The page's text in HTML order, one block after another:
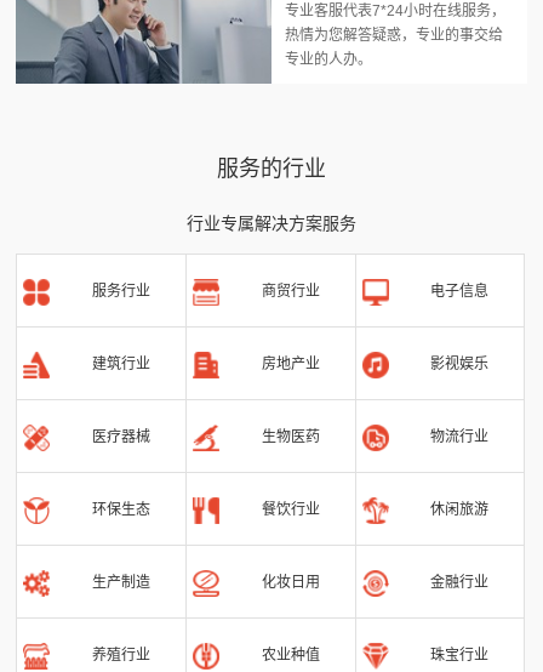
专业客服代表7*24小时在线服务，
热情为您解答疑惑，专业的事交给
专业的人办。
服务的行业
行业专属解决方案服务
服务行业 商贸行业 电子信息
建筑行业 房地产业 影视娱乐
医疗器械 生物医药 物流行业
环保生态 餐饮行业 休闲旅游
生产制造 化妆日用 金融行业
养殖行业 农业种值 珠宝行业